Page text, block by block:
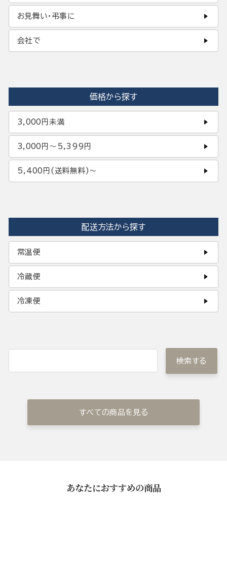
お見舞い・弔事に
会社で
価格から探す
3,000円未満
3,000円〜5,399円
5,400円(送料無料)〜
配送方法から探す
常温便
冷蔵便
冷凍便
検索する
すべての商品を見る
あなたにおすすめの商品